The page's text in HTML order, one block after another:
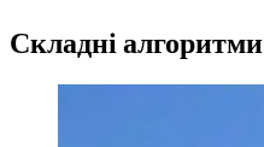
Складні алгоритми